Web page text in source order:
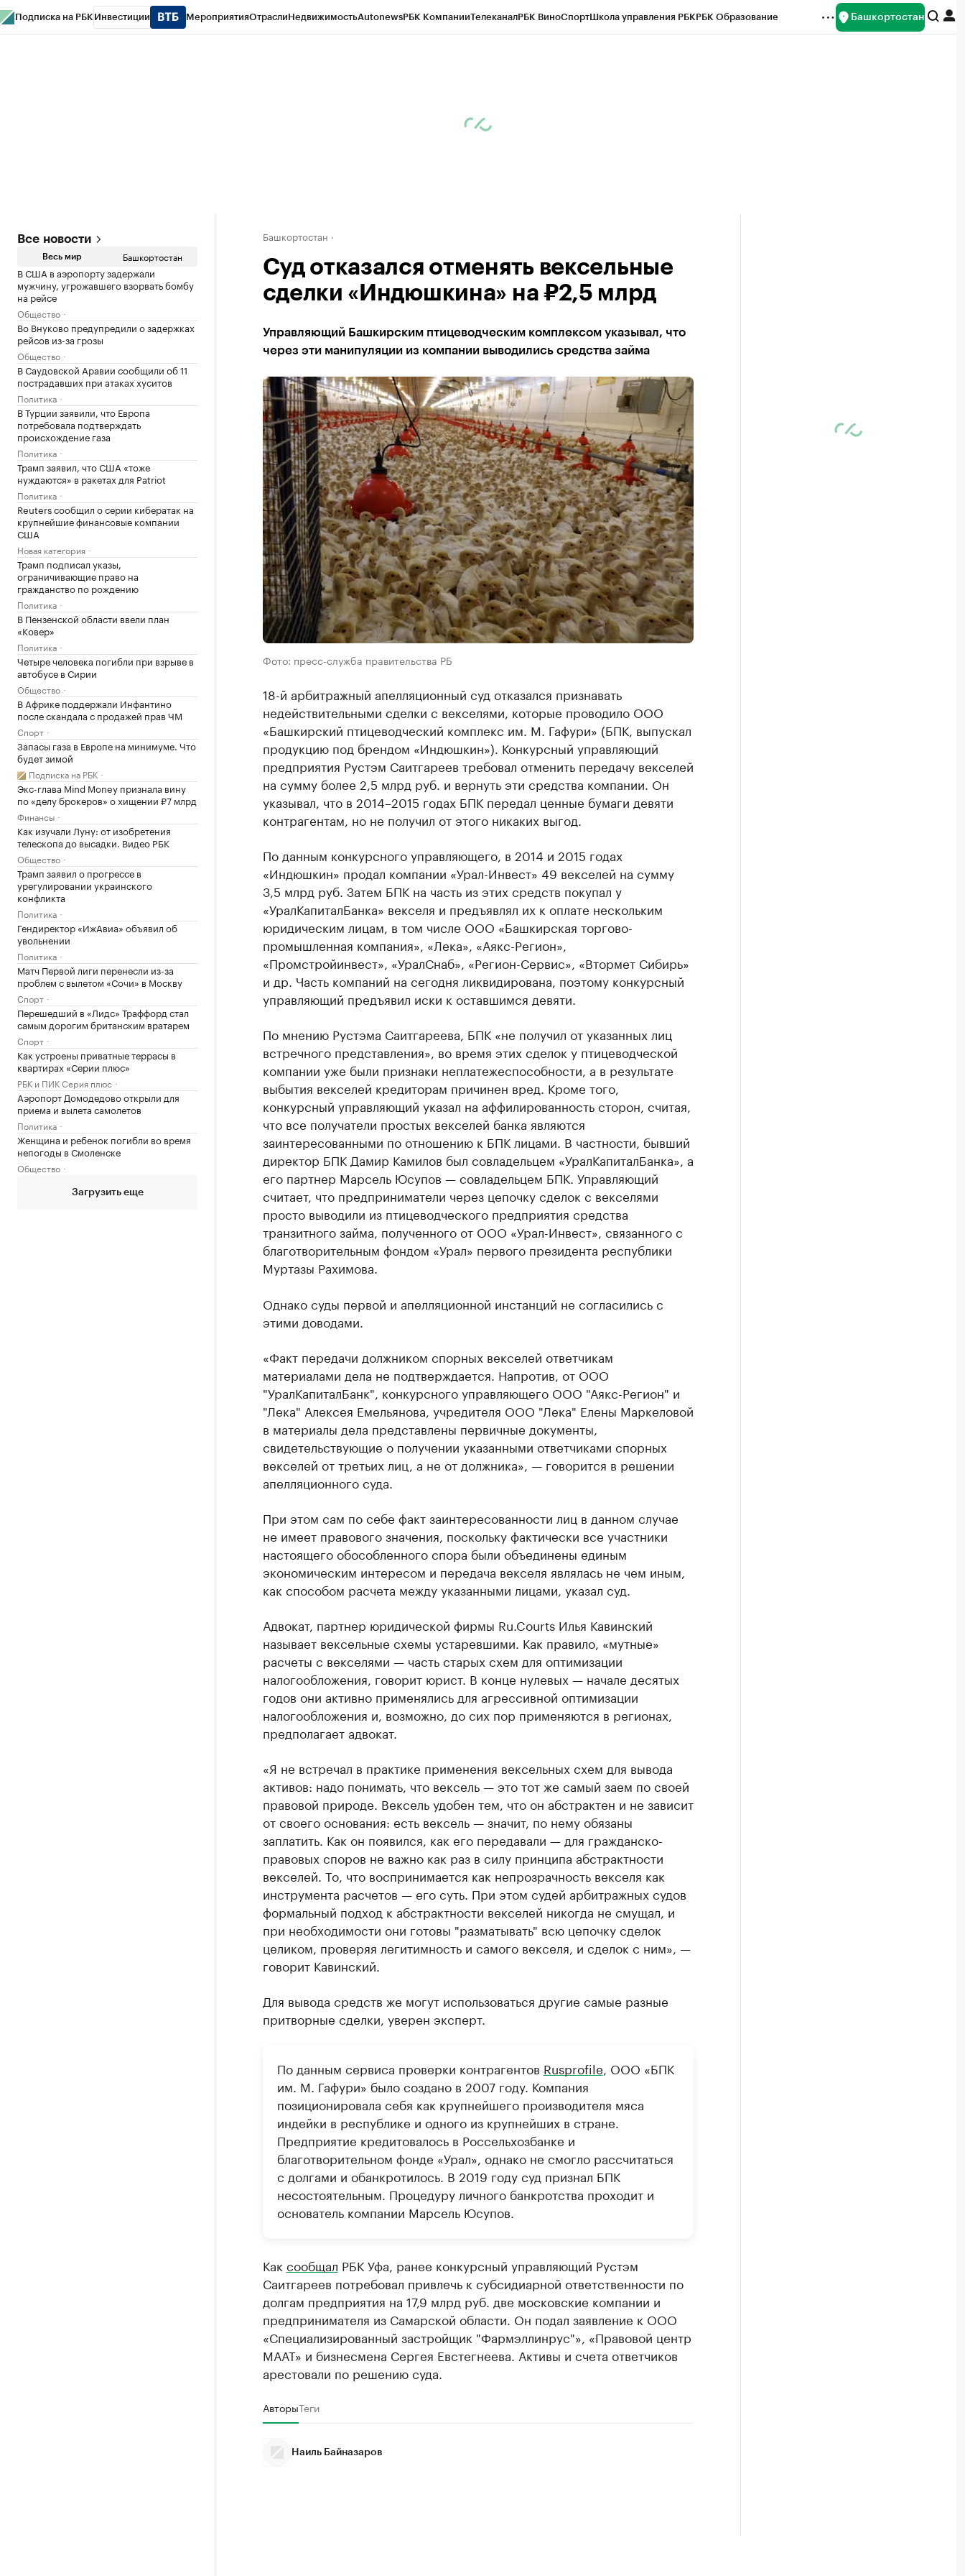
Подписка на РБК Инвестиции МероприятияОтраслиНедвижимостьAutonewsРБК КомпанииТелеканалРБК ВиноСпортШкола управления РБКРБК Образование Башкортостан
Все новости
Весь мир Башкортостан
В США в аэропорту задержали
мужчину, угрожавшего взорвать бомбу
на рейсе
Общество
Во Внуково предупредили о задержках
рейсов из-за грозы
Общество
В Саудовской Аравии сообщили об 11
пострадавших при атаках хуситов
Политика
В Турции заявили, что Европа
потребовала подтверждать
происхождение газа
Политика
Трамп заявил, что США «тоже
нуждаются» в ракетах для Patriot
Политика
Reuters сообщил о серии кибератак на
крупнейшие финансовые компании
США
Новая категория
Трамп подписал указы,
ограничивающие право на
гражданство по рождению
Политика
В Пензенской области ввели план
«Ковер»
Политика
Четыре человека погибли при взрыве в
автобусе в Сирии
Общество
В Африке поддержали Инфантино
после скандала с продажей прав ЧМ
Спорт
Запасы газа в Европе на минимуме. Что
будет зимой
Подписка на РБК
Экс-глава Mind Money признала вину
по «делу брокеров» о хищении ₽7 млрд
Финансы
Как изучали Луну: от изобретения
телескопа до высадки. Видео РБК
Общество
Трамп заявил о прогрессе в
урегулировании украинского
конфликта
Политика
Гендиректор «ИжАвиа» объявил об
увольнении
Политика
Матч Первой лиги перенесли из-за
проблем с вылетом «Сочи» в Москву
Спорт
Перешедший в «Лидс» Траффорд стал
самым дорогим британским вратарем
Спорт
Как устроены приватные террасы в
квартирах «Серии плюс»
РБК и ПИК Серия плюс
Аэропорт Домодедово открыли для
приема и вылета самолетов
Политика
Женщина и ребенок погибли во время
непогоды в Смоленске
Общество
Загрузить еще
Башкортостан
Суд отказался отменять вексельные
сделки «Индюшкина» на ₽2,5 млрд
Управляющий Башкирским птицеводческим комплексом указывал, что
через эти манипуляции из компании выводились средства займа
Фото: пресс-служба правительства РБ
18-й арбитражный апелляционный суд отказался признавать
недействительными сделки с векселями, которые проводило ООО
«Башкирский птицеводческий комплекс им. М. Гафури» (БПК, выпускал
продукцию под брендом «Индюшкин»). Конкурсный управляющий
предприятия Рустэм Саитгареев требовал отменить передачу векселей
на сумму более 2,5 млрд руб. и вернуть эти средства компании. Он
указывал, что в 2014–2015 годах БПК передал ценные бумаги девяти
контрагентам, но не получил от этого никаких выгод.
По данным конкурсного управляющего, в 2014 и 2015 годах
«Индюшкин» продал компании «Урал-Инвест» 49 векселей на сумму
3,5 млрд руб. Затем БПК на часть из этих средств покупал у
«УралКапиталБанка» векселя и предъявлял их к оплате нескольким
юридическим лицам, в том числе ООО «Башкирская торгово-
промышленная компания», «Лека», «Аякс-Регион»,
«Промстройинвест», «УралСнаб», «Регион-Сервис», «Втормет Сибирь»
и др. Часть компаний на сегодня ликвидирована, поэтому конкурсный
управляющий предъявил иски к оставшимся девяти.
По мнению Рустэма Саитгареева, БПК «не получил от указанных лиц
встречного представления», во время этих сделок у птицеводческой
компании уже были признаки неплатежеспособности, а в результате
выбытия векселей кредиторам причинен вред. Кроме того,
конкурсный управляющий указал на аффилированность сторон, считая,
что все получатели простых векселей банка являются
заинтересованными по отношению к БПК лицами. В частности, бывший
директор БПК Дамир Камилов был совладельцем «УралКапиталБанка», а
его партнер Марсель Юсупов — совладельцем БПК. Управляющий
считает, что предприниматели через цепочку сделок с векселями
просто выводили из птицеводческого предприятия средства
транзитного займа, полученного от ООО «Урал-Инвест», связанного с
благотворительным фондом «Урал» первого президента республики
Муртазы Рахимова.
Однако суды первой и апелляционной инстанций не согласились с
этими доводами.
«Факт передачи должником спорных векселей ответчикам
материалами дела не подтверждается. Напротив, от ООО
"УралКапиталБанк", конкурсного управляющего ООО "Аякс-Регион" и
"Лека" Алексея Емельянова, учредителя ООО "Лека" Елены Маркеловой
в материалы дела представлены первичные документы,
свидетельствующие о получении указанными ответчиками спорных
векселей от третьих лиц, а не от должника», — говорится в решении
апелляционного суда.
При этом сам по себе факт заинтересованности лиц в данном случае
не имеет правового значения, поскольку фактически все участники
настоящего обособленного спора были объединены единым
экономическим интересом и передача векселя являлась не чем иным,
как способом расчета между указанными лицами, указал суд.
Адвокат, партнер юридической фирмы Ru.Courts Илья Кавинский
называет вексельные схемы устаревшими. Как правило, «мутные»
расчеты с векселями — часть старых схем для оптимизации
налогообложения, говорит юрист. В конце нулевых — начале десятых
годов они активно применялись для агрессивной оптимизации
налогообложения и, возможно, до сих пор применяются в регионах,
предполагает адвокат.
«Я не встречал в практике применения вексельных схем для вывода
активов: надо понимать, что вексель — это тот же самый заем по своей
правовой природе. Вексель удобен тем, что он абстрактен и не зависит
от своего основания: есть вексель — значит, по нему обязаны
заплатить. Как он появился, как его передавали — для гражданско-
правовых споров не важно как раз в силу принципа абстрактности
векселей. То, что воспринимается как непрозрачность векселя как
инструмента расчетов — его суть. При этом судей арбитражных судов
формальный подход к абстрактности векселей никогда не смущал, и
при необходимости они готовы "разматывать" всю цепочку сделок
целиком, проверяя легитимность и самого векселя, и сделок с ним», —
говорит Кавинский.
Для вывода средств же могут использоваться другие самые разные
притворные сделки, уверен эксперт.
По данным сервиса проверки контрагентов Rusprofile , ООО «БПК
им. М. Гафури» было создано в 2007 году. Компания
позиционировала себя как крупнейшего производителя мяса
индейки в республике и одного из крупнейших в стране.
Предприятие кредитовалось в Россельхозбанке и
благотворительном фонде «Урал», однако не смогло рассчитаться
с долгами и обанкротилось. В 2019 году суд признал БПК
несостоятельным. Процедуру личного банкротства проходит и
основатель компании Марсель Юсупов.
Как сообщал РБК Уфа, ранее конкурсный управляющий Рустэм
Саитгареев потребовал привлечь к субсидиарной ответственности по
долгам предприятия на 17,9 млрд руб. две московские компании и
предпринимателя из Самарской области. Он подал заявление к ООО
«Специализированный застройщик "Фармэллинрус"», «Правовой центр
МААТ» и бизнесмена Сергея Евстегнеева. Активы и счета ответчиков
арестовали по решению суда.
АвторыТеги
Наиль Байназаров